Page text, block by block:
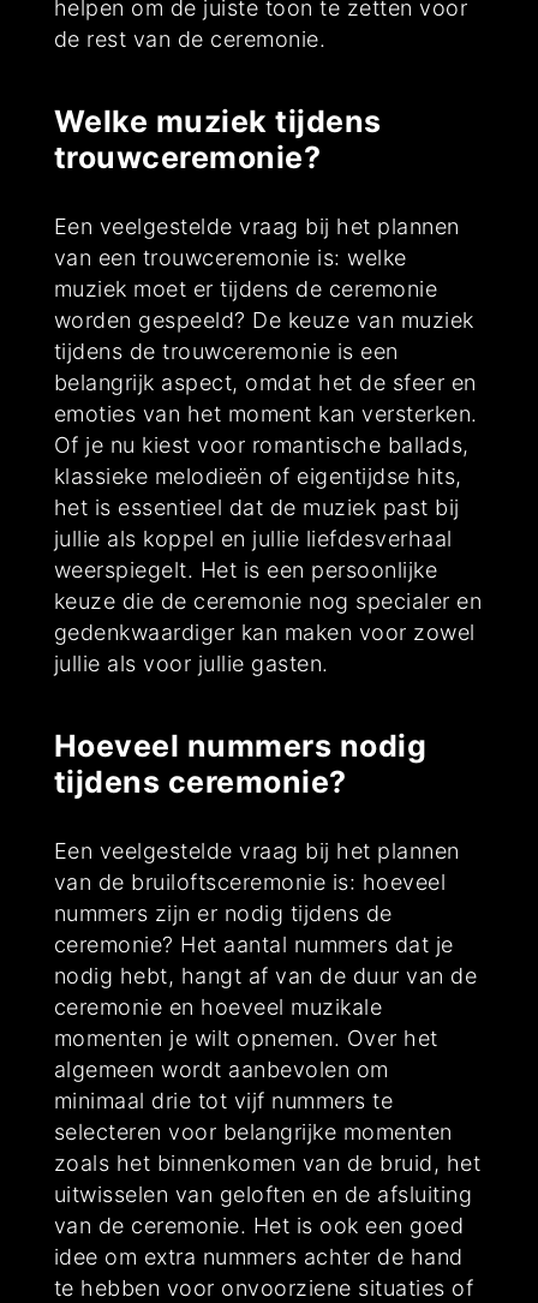
helpen om de juiste toon te zetten voor
de rest van de ceremonie.
Welke muziek tijdens
trouwceremonie?
Een veelgestelde vraag bij het plannen
van een trouwceremonie is: welke
muziek moet er tijdens de ceremonie
worden gespeeld? De keuze van muziek
tijdens de trouwceremonie is een
belangrijk aspect, omdat het de sfeer en
emoties van het moment kan versterken.
Of je nu kiest voor romantische ballads,
klassieke melodieën of eigentijdse hits,
het is essentieel dat de muziek past bij
jullie als koppel en jullie liefdesverhaal
weerspiegelt. Het is een persoonlijke
keuze die de ceremonie nog specialer en
gedenkwaardiger kan maken voor zowel
jullie als voor jullie gasten.
Hoeveel nummers nodig
tijdens ceremonie?
Een veelgestelde vraag bij het plannen
van de bruiloftsceremonie is: hoeveel
nummers zijn er nodig tijdens de
ceremonie? Het aantal nummers dat je
nodig hebt, hangt af van de duur van de
ceremonie en hoeveel muzikale
momenten je wilt opnemen. Over het
algemeen wordt aanbevolen om
minimaal drie tot vijf nummers te
selecteren voor belangrijke momenten
zoals het binnenkomen van de bruid, het
uitwisselen van geloften en de afsluiting
van de ceremonie. Het is ook een goed
idee om extra nummers achter de hand
te hebben voor onvoorziene situaties of